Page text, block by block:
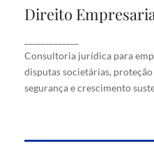
Direito
Consultoria jurídica para
disputas societárias,
segurança e crescimento
Direito
contratos, disputas
e direitos, garantindo
sustentável